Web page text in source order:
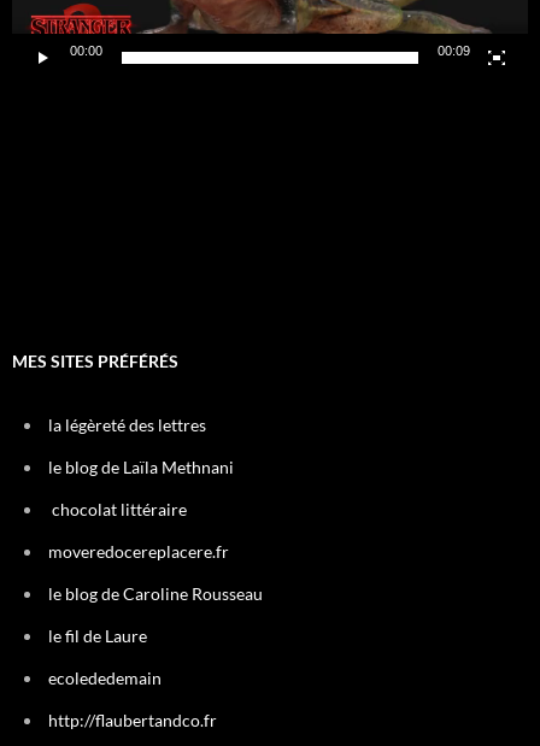
00:00 00:09
MES SITES PRÉFÉRÉS
la légèreté des lettres
le blog de Laïla Methnani
chocolat littéraire
moveredocereplacere.fr
le blog de Caroline Rousseau
le fil de Laure
ecolededemain
http://flaubertandco.fr